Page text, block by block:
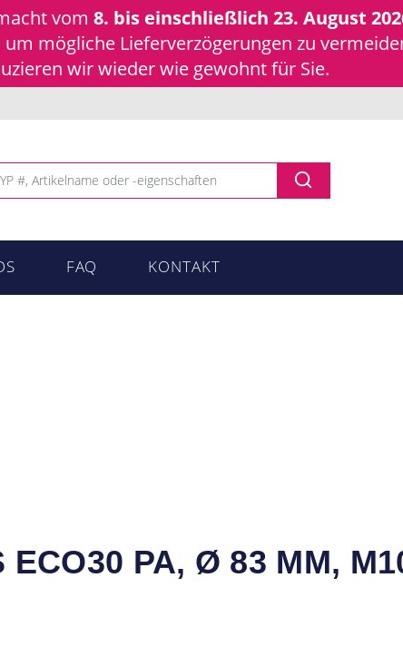
vom 8. bis einschließlich 23. August
um mögliche Lieferverzögerungen zu
wir wieder wie gewohnt für Sie.
FAQ KONTAKT
PA, Ø 83 MM, M10